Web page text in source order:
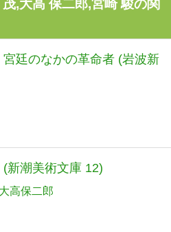
,大高 保二郎,宮崎 駿の関
廷のなかの革命者 (岩波新
新潮美術文庫 12)
大高保二郎